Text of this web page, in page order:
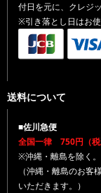
付日を元に、クレジ
※引き落とし日はお
送料について
■佐川急便
全国一律 750円（税
※沖縄・離島を除く。
（沖縄・離島のお客
いただきます。）